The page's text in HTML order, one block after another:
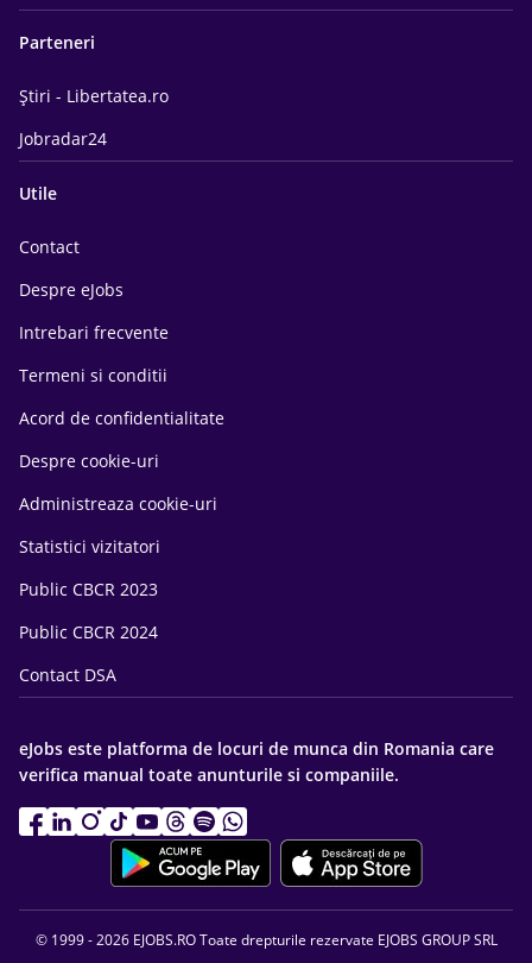
Parteneri
Știri - Libertatea.ro
Jobradar24
Utile
Contact
Despre eJobs
Intrebari frecvente
Termeni si conditii
Acord de confidentialitate
Despre cookie-uri
Administreaza cookie-uri
Statistici vizitatori
Public CBCR 2023
Public CBCR 2024
Contact DSA
eJobs este platforma de locuri de munca din Romania care
verifica manual toate anunturile si companiile.
© 1999 - 2026 EJOBS.RO Toate drepturile rezervate EJOBS GROUP SRL